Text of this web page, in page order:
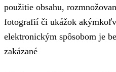
použitie obsahu,
fotografií či ukážok
elektronickým spôsobom je
zakázané